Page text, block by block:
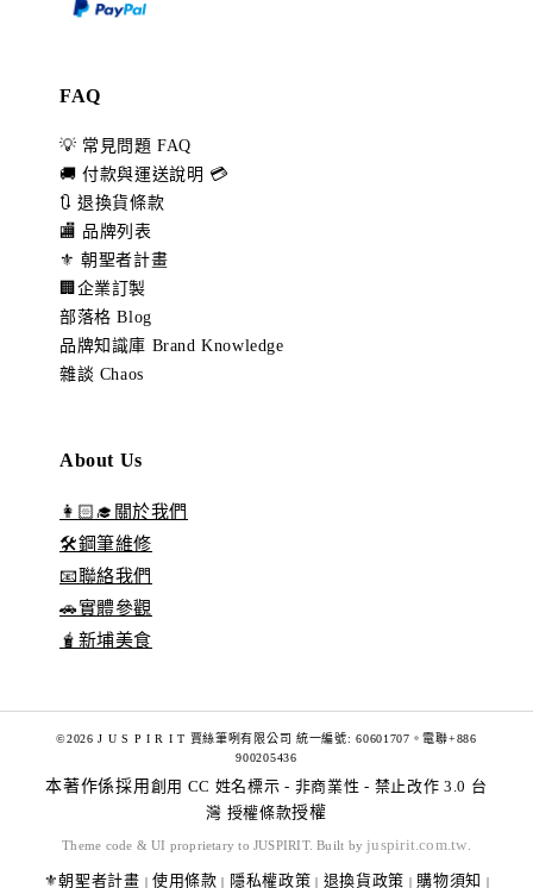
FAQ
💡 常見問題 FAQ
🚚 付款與運送說明 💳
🔃 退換貨條款
🏬 品牌列表
⚜️ 朝聖者計畫
🏢企業訂製
部落格 Blog
品牌知識庫 Brand Knowledge
雜談 Chaos
About Us
👩🏻‍🎓關於我們
🛠️鋼筆維修
📧聯絡我們
🚗實體參觀
🧋新埔美食
©2026 J U S P I R I T 賈絲筆咧有限公司 統一編號: 60601707。電聯+886
900205436
本著作係採用 創用 CC 姓名標示 - 非商業性 - 禁止改作 3.0 台
灣 授權條款授權
Theme code & UI proprietary to JUSPIRIT. Built by juspirit.com.tw.
⚜️朝聖者計畫 使用條款 隱私權政策 退換貨政策 購物須知